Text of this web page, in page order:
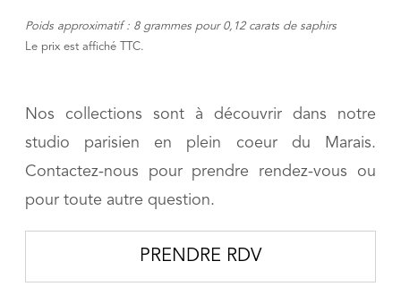
Poids approximatif : 8 grammes pour 0,12 carats de saphirs
Le prix est affiché TTC.
Nos collections sont à découvrir dans notre
studio parisien en plein coeur du Marais.
Contactez-nous pour prendre rendez-vous ou
pour toute autre question.
PRENDRE RDV